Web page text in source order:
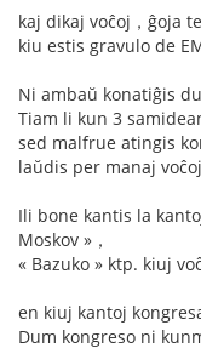
kaj dikaj voĉoj，ĝoja
kiu estis gravulo de
Ni ambaŭ konatiĝis
Tiam li kun 3
sed malfrue atingis
laŭdis per manaj
Ili bone kantis la
Moskov »，
« Bazuko » ktp. kiuj
en kiuj kantoj
Dum kongreso ni